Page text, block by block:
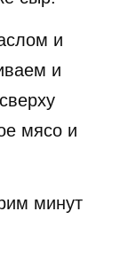
и
и
мясо и
минут